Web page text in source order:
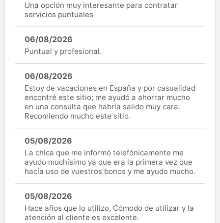
Una opción muy interesante para contratar
servicios puntuales
06/08/2026
Puntual y profesional.
06/08/2026
Estoy de vacaciones en España y por casualidad
encontré este sitio; me ayudó a ahorrar mucho
en una consulta que habría salido muy cara.
Recomiendo mucho este sitio.
05/08/2026
La chica que me informó telefónicamente me
ayudo muchísimo ya que era la primera vez que
hacía uso de vuestros bonos y me ayudo mucho.
05/08/2026
Hace años que lo utilizo, Cómodo de utilizar y la
atención al cliente es excelente.